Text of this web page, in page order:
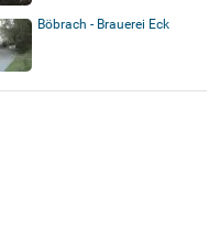
Böbrach - Brauerei Eck